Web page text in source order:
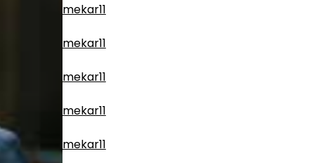
mekar11
mekar11
mekar11
mekar11
mekar11